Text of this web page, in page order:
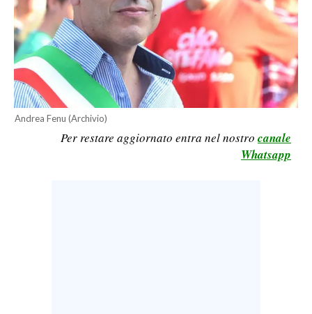
POLITICA
ECONOMIA
SERVIZI ALLE IMPRESE
LAVORO
BANDI
Andrea Fenu (Archivio)
Per restare aggiornato entra nel nostro canale
Whatsapp